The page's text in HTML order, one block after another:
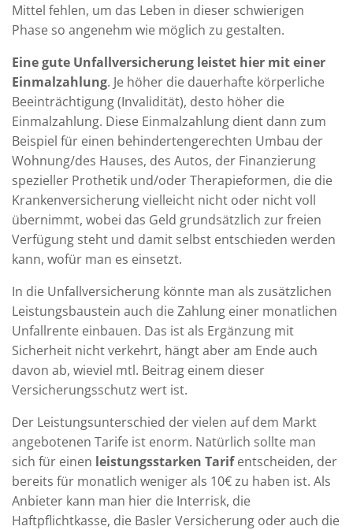
Mittel fehlen, um das Leben in dieser schwierigen
Phase so angenehm wie möglich zu gestalten.
Eine gute Unfallversicherung leistet hier mit einer
Einmalzahlung. Je höher die dauerhafte körperliche
Beeinträchtigung (Invalidität), desto höher die
Einmalzahlung. Diese Einmalzahlung dient dann zum
Beispiel für einen behindertengerechten Umbau der
Wohnung/des Hauses, des Autos, der Finanzierung
spezieller Prothetik und/oder Therapieformen, die die
Krankenversicherung vielleicht nicht oder nicht voll
übernimmt, wobei das Geld grundsätzlich zur freien
Verfügung steht und damit selbst entschieden werden
kann, wofür man es einsetzt.
In die Unfallversicherung könnte man als zusätzlichen
Leistungsbaustein auch die Zahlung einer monatlichen
Unfallrente einbauen. Das ist als Ergänzung mit
Sicherheit nicht verkehrt, hängt aber am Ende auch
davon ab, wieviel mtl. Beitrag einem dieser
Versicherungsschutz wert ist.
Der Leistungsunterschied der vielen auf dem Markt
angebotenen Tarife ist enorm. Natürlich sollte man
sich für einen leistungsstarken Tarifentscheiden, der
bereits für monatlich weniger als 10€ zu haben ist. Als
Anbieter kann man hier die Interrisk, die
Haftpflichtkasse, die Basler Versicherung oder auch die